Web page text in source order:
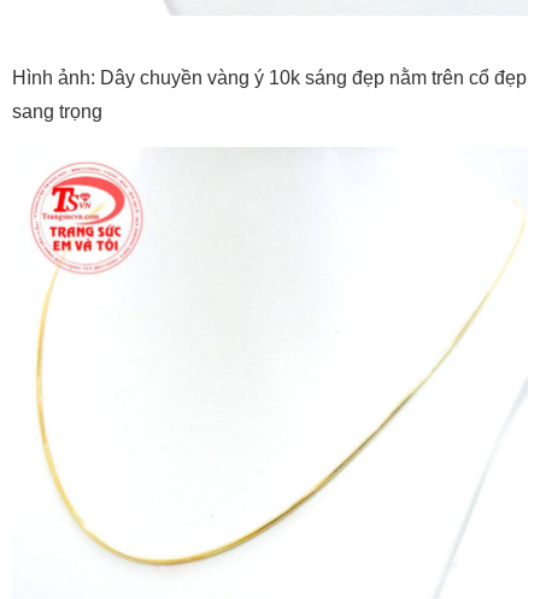
Hình ảnh: Dây chuyền vàng ý 10k sáng đẹp nằm trên cổ đẹp
sang trọng